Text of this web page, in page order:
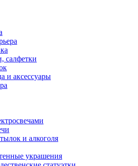
салфетки
и аксессуары
и алкоголя
украшения